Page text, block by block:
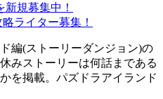
規募集中！
ライター募集！
編(ストーリーダンジョン)の
みストーリーは何話まである
を掲載。パズドラアイランド